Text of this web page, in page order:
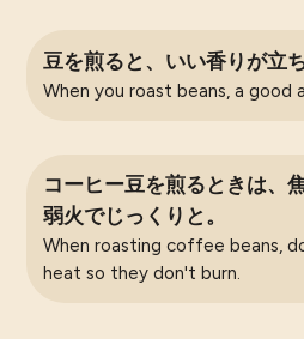
豆を煎ると、いい香りが立ち
When you roast beans, a good
コーヒー豆を煎るときは、
弱火でじっくりと。
When roasting coffee beans,
heat so they don't burn.